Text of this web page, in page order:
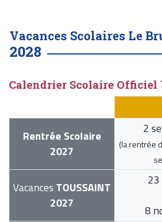
Vacances Scolaires Le
2028
Calendrier Scolaire Officiel
Rentrée Scolaire
2027
2
(la rentrée
Vacances TOUSSAINT
2027
8